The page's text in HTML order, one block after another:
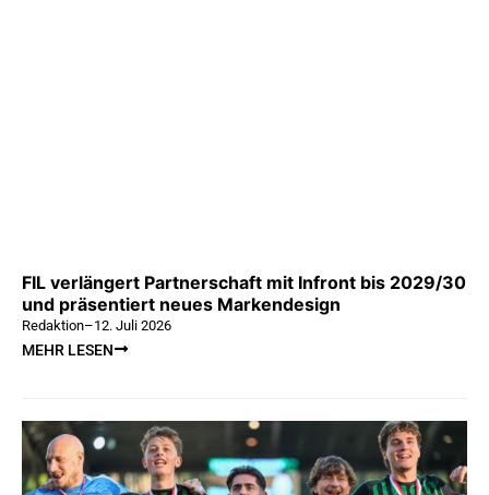
FIL verlängert Partnerschaft mit Infront bis 2029/30
und präsentiert neues Markendesign
Redaktion–12. Juli 2026
MEHR LESEN